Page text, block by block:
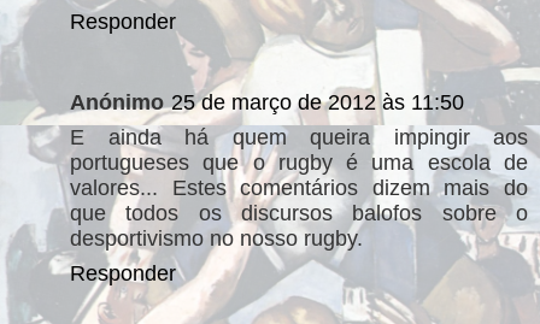
Responder
Anónimo 25 de março de 2012 às 11:50
E ainda há quem queira impingir aos
portugueses que o rugby é uma escola de
valores... Estes comentários dizem mais do
que todos os discursos balofos sobre o
desportivismo no nosso rugby.
Responder